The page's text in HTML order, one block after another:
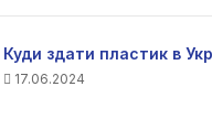
Куди здати пластик в
17.06.2024